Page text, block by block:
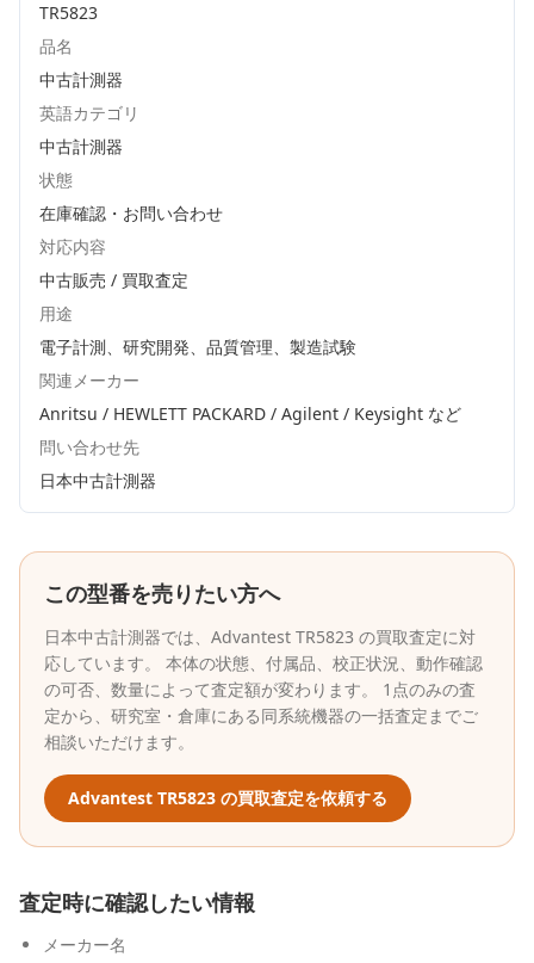
TR5823
品名
中古計測器
英語カテゴリ
中古計測器
状態
在庫確認・お問い合わせ
対応内容
中古販売 / 買取査定
用途
電子計測、研究開発、品質管理、製造試験
関連メーカー
Anritsu / HEWLETT PACKARD / Agilent / Keysight など
問い合わせ先
日本中古計測器
この型番を売りたい方へ
日本中古計測器では、 Advantest TR5823 の買取査定に対
応しています。 本体の状態、付属品、校正状況、動作確認
の可否、数量によって査定額が変わります。 1点のみの査
定から、研究室・倉庫にある同系統機器の一括査定までご
相談いただけます。
Advantest TR5823 の買取査定を依頼する
査定時に確認したい情報
メーカー名